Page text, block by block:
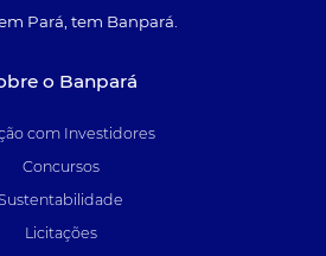
Pará, tem Banpará.
o Banpará
com Investidores
Concursos
Licitações